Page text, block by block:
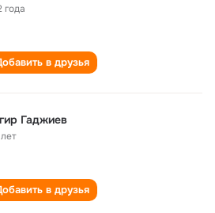
года
в друзья
Гаджиев
в друзья